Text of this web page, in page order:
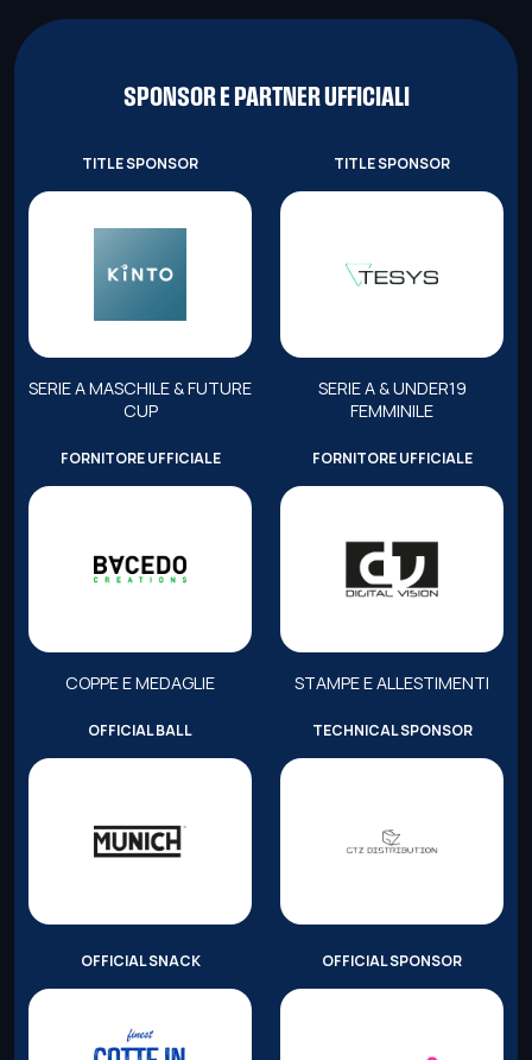
SPONSOR E PARTNER UFFICIALI
TITLE SPONSOR
SERIE A MASCHILE & FUTURE
CUP
TITLE SPONSOR
SERIE A & UNDER19
FEMMINILE
FORNITORE UFFICIALE
COPPE E MEDAGLIE
FORNITORE UFFICIALE
STAMPE E ALLESTIMENTI
OFFICIAL BALL TECHNICAL SPONSOR
OFFICIAL SNACK OFFICIAL SPONSOR